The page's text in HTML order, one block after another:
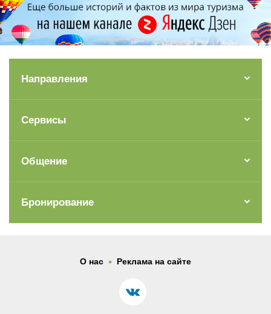
Направления
Сервисы
Общение
Бронирование
О нас . Реклама на сайте